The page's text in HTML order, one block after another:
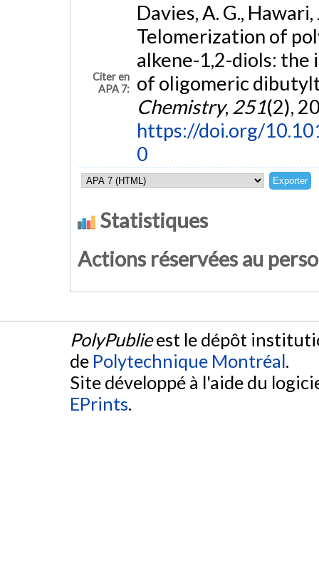
Citer en
APA 7:
Davies, A. G.,
Telomerization of
alkene-1,2-diols:
of oligomeric
Chemistry, 251(2),
https://doi.org/
0
Statistiques
Actions réservées au
PolyPublieest le dépôt
de Polytechnique Montréal.
Site développé à l'aide du
EPrints.